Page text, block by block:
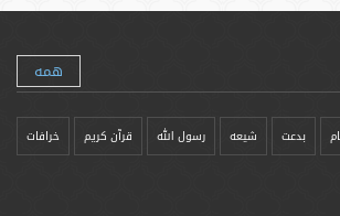
همه
بدعت شیعه رسول الله قرآن کریم خرافات